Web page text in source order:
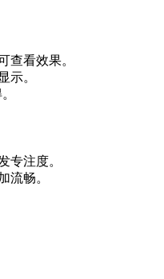
查看效果。
示。
专注度。
流畅。